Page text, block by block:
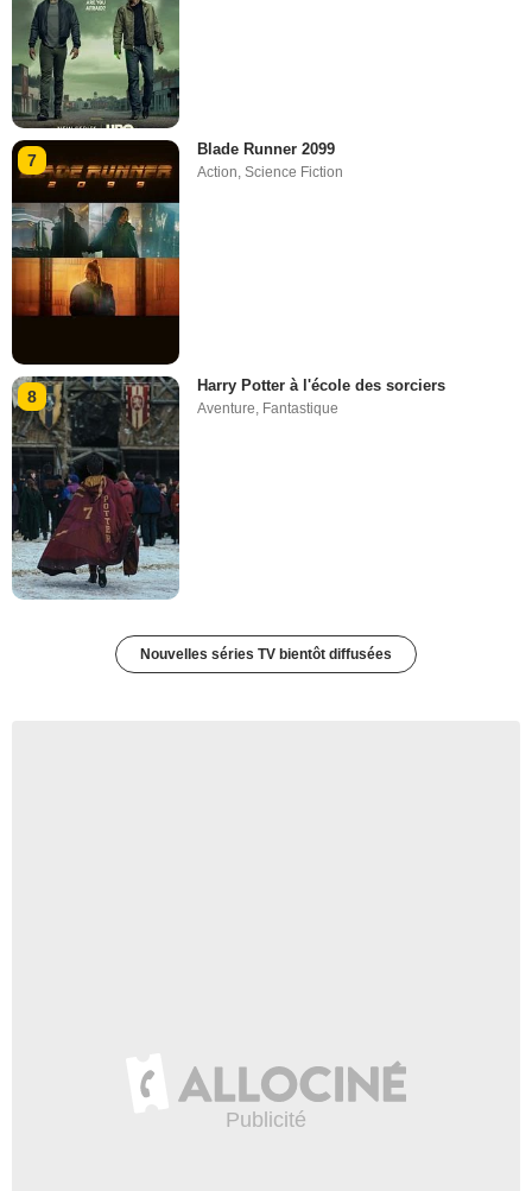
7
Blade Runner 2099
Action,Science Fiction
8
Harry Potter à l'école des sorciers
Aventure Fantastique
Nouvelles séries TV bientôt diffusées